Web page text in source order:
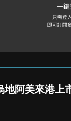
地阿美來港上